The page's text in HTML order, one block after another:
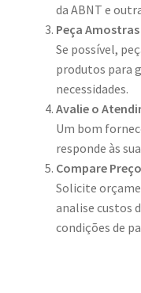
da ABNT e
Peça
Se possível,
produtos para
necessidades.
Avalie o
Um bom
responde às
Compare
Solicite
analise custos
condições de